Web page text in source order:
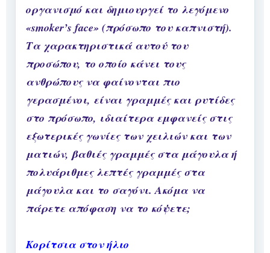
οργανισμό και δημιουργεί το λεγόμενο
«smoker’s face» (πρόσωπο του καπνιστή).
Τα χαρακτηριστικά αυτού του
προσώπου, το οποίο κάνει τους
ανθρώπους να φαίνονται πιο
γερασμένοι, είναι γραμμές και ρυτίδες
στο πρόσωπο, ιδιαίτερα εμφανείς στις
εξωτερικές γωνίες των χειλιών και των
ματιών, βαθιές γραμμές στα μάγουλα ή
πολυάριθμες λεπτές γραμμές στα
μάγουλα και το σαγόνι. Ακόμα να
πάρετε απόφαση να το κόψετε;
Κορίτσια στον ήλιο